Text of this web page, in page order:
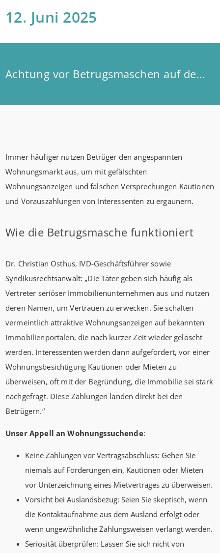
12. Juni 2025
Achtung vor Betrugsmaschen auf dem Wohnungsmarkt
Immer häufiger nutzen Betrüger den angespannten
Wohnungsmarkt aus, um mit gefälschten
Wohnungsanzeigen und falschen Versprechungen Kautionen
und Vorauszahlungen von Interessenten zu ergaunern.
Wie die Betrugsmasche funktioniert
Dr. Christian Osthus, IVD-Geschäftsführer sowie
Syndikusrechtsanwalt: „Die Täter geben sich häufig als
Vertreter seriöser Immobilienunternehmen aus und nutzen
deren Namen, um Vertrauen zu erwecken. Sie schalten
vermeintlich attraktive Wohnungsanzeigen auf bekannten
Immobilienportalen, die nach kurzer Zeit wieder gelöscht
werden. Interessenten werden dann aufgefordert, vor einer
Wohnungsbesichtigung Kautionen oder Mieten zu
überweisen, oft mit der Begründung, die Immobilie sei stark
nachgefragt. Diese Zahlungen landen direkt bei den
Betrügern.“
Unser Appell an Wohnungssuchende:
Keine Zahlungen vor Vertragsabschluss: Gehen Sie
niemals auf Forderungen ein, Kautionen oder Mieten
vor Unterzeichnung eines Mietvertrages zu überweisen.
Vorsicht bei Auslandsbezug: Seien Sie skeptisch, wenn
die Kontaktaufnahme aus dem Ausland erfolgt oder
wenn ungewöhnliche Zahlungsweisen verlangt werden.
Seriosität überprüfen: Lassen Sie sich nicht von